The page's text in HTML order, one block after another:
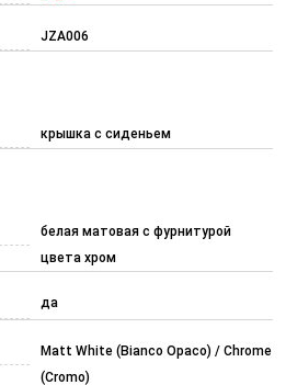
JZA006
крышка с сиденьем
белая матовая с фурнитурой
цвета хром
да
Matt White (Bianco Opaco) / Chrome
(Cromo)